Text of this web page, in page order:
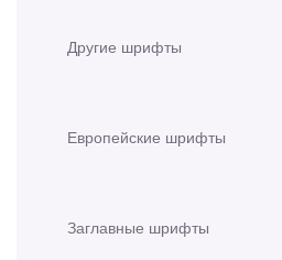
Другие шрифты
Европейские шрифты
Заглавные шрифты